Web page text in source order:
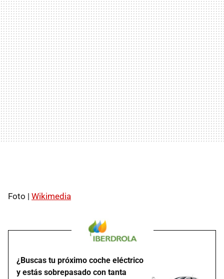
Foto | Wikimedia
¿Buscas tu próximo coche eléctrico
y estás sobrepasado con tanta